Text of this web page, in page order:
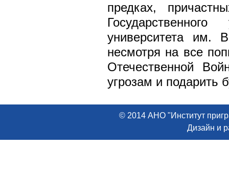
предках,
университета
несмотря на все
Отечественной
угрозам и подарить
© 2014 АНО "Институт
Дизайн и